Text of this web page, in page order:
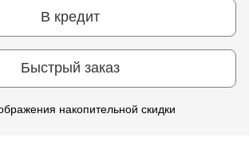
В кредит
Быстрый заказ
накопительной скидки